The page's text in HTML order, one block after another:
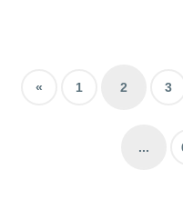
« 1 2 3
...